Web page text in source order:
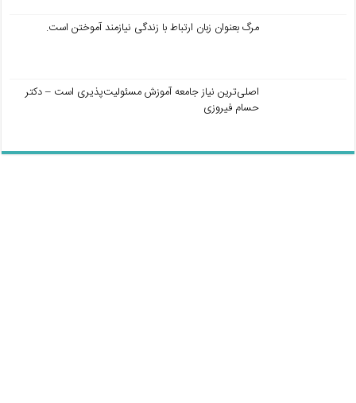
مرگ بعنوان زبان ارتباط با زندگی نیازمند آموختن است.
اصلی‌ترین نیاز جامعه آموزش مسئولیت‌پذیری است – دکتر
حسام فیروزی